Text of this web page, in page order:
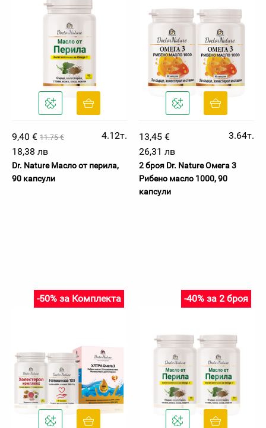
9,40 € 11.75 €
4.12т.
18,38 лв
Dr. Nature Масло от перила,
90 капсули
13,45 €
3.64т.
26,31 лв
2 броя Dr. Nature Oмега 3
Рибено масло 1000, 90
капсули
-50% за Комплекта -40% за 2 броя